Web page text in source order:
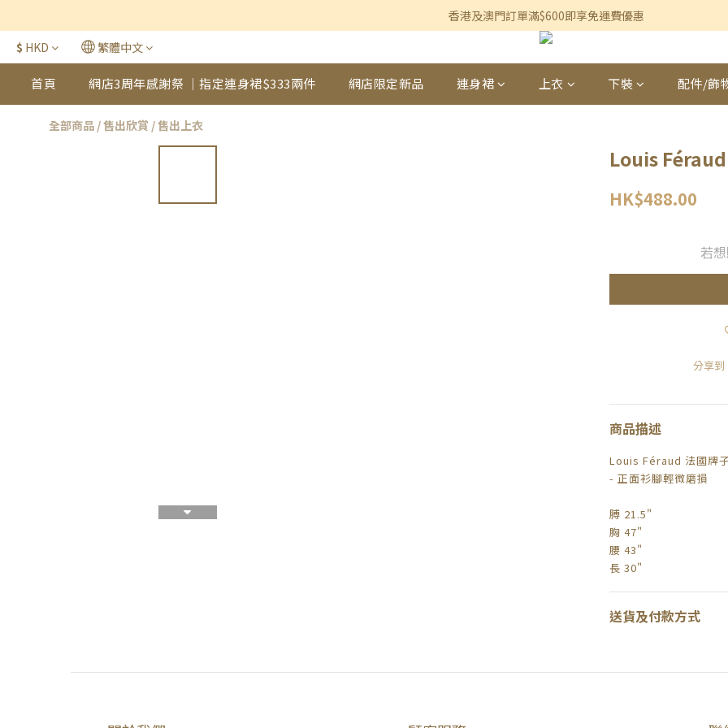
香港及澳門訂單滿$600即享免運費優惠
香港及澳門訂單滿$600即享免運費優惠
3個月內買滿$1,200可享永久九折優惠
香港及澳門訂單滿$600即享免運費優惠
$ HKD 繁體中文
首頁 網店3周年感謝祭 ｜指定連身裙$333兩件 網店限定新品 連身裙 上衣 下裝 配件/飾
全部商品 /售出欣賞 /售出上衣
Louis
HK$488.00
若
分享到
商品描述
Louis Féraud 法國牌
- 正面衫腳輕微磨損
膊 21.5"
胸 47"
腰 43"
長 30"
送貨及付款方式